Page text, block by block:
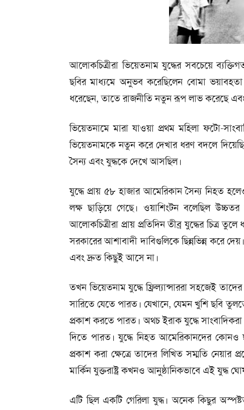
আলোকচিত্রীরা ভিয়েতনাম যুদ্ধের সবচেয়ে
ছবির মাধ্যমে অনুভব করেছিলেন বোমা ভয়াবহতা
ধরেছেন, তাতে রাজনীতি নতুন রূপ লাভ করেছে
ভিয়েতনামে মারা যাওয়া প্রথম মহিলা ফটো-
ভিয়েতনামকে নতুন করে দেখার ধরণ বদলে
সৈন্য এবং যুদ্ধকে দেখে আসছিল।
যুদ্ধে প্রায় ৫৮ হাজার আমেরিকান সৈন্য নিহত
লক্ষ ছাড়িয়ে গেছে। ওয়াশিংটন বলেছিল
আলোকচিত্রীরা প্রায় প্রতিদিন তীব্র যুদ্ধের চিত্র
সরকারের আশাবাদী দাবিগুলিকে ছিন্নভিন্ন করে
এবং দ্রুত কিছুই আসে না।
তখন ভিয়েতনাম যুদ্ধে ফ্রিল্যান্সাররা সহজেই
সারিতে যেতে পারত। যেখানে, যেমন খুশি ছবি
প্রকাশ করতে পারত। অথচ ইরাক যুদ্ধে
দিতে পারত। যুদ্ধে নিহত আমেরিকানদের
প্রকাশ করা ক্ষেত্রে তাদের লিখিত সম্মতি
মার্কিন যুক্তরাষ্ট্র কখনও আনুষ্ঠানিকভাবে এই যুদ্ধ
এটি ছিল একটি গেরিলা যুদ্ধ। অনেক কিছুর